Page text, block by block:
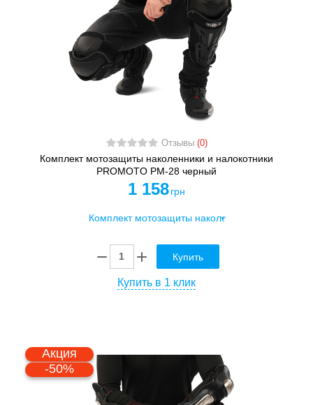
Отзывы (0)
Комплект мотозащиты наколенники и налокотники
PROMOTO PM-28 черный
1 158 грн
Купить
Купить в 1 клик
Акция
-50%